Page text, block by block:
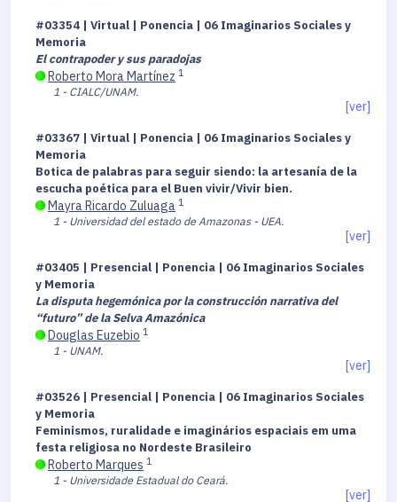
#03354 | Virtual | Ponencia | 06 Imaginarios Sociales y
Memoria
El contrapoder y sus paradojas
Roberto Mora Martínez 1
1 - CIALC/UNAM.
[ver]
#03367 | Virtual | Ponencia | 06 Imaginarios Sociales y
Memoria
Botica de palabras para seguir siendo: la artesanía de la
escucha poética para el Buen vivir/Vivir bien.
Mayra Ricardo Zuluaga 1
1 - Universidad del estado de Amazonas - UEA.
[ver]
#03405 | Presencial | Ponencia | 06 Imaginarios Sociales
y Memoria
La disputa hegemónica por la construcción narrativa del
“futuro” de la Selva Amazónica
Douglas Euzebio 1
1 - UNAM.
[ver]
#03526 | Presencial | Ponencia | 06 Imaginarios Sociales
y Memoria
Feminismos, ruralidade e imaginários espaciais em uma
festa religiosa no Nordeste Brasileiro
Roberto Marques 1
1 - Universidade Estadual do Ceará.
[ver]